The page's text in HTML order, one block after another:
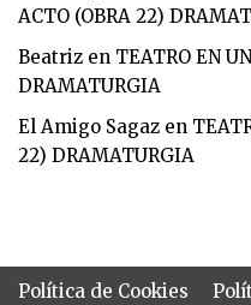
ACTO (OBRA 22)
Beatriz en TEATRO EN
DRAMATURGIA
El Amigo Sagaz en
22) DRAMATURGIA
Política de Cookies